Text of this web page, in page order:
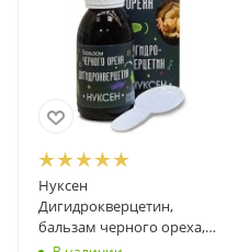
Нуксен
Дигидрокверцетин,
бальзам черного ореха,